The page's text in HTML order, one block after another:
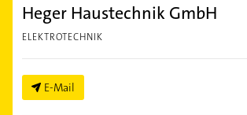
Heger Haustechnik GmbH
ELEKTROTECHNIK
E-Mail